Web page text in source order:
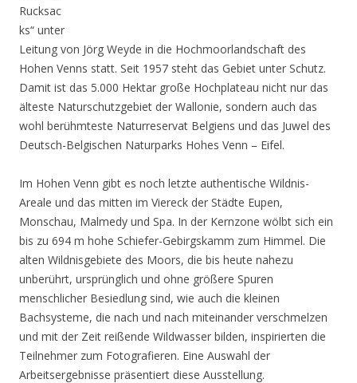
Rucksac
ks“ unter
Leitung von Jörg Weyde in die Hochmoorlandschaft des
Hohen Venns statt. Seit 1957 steht das Gebiet unter Schutz.
Damit ist das 5.000 Hektar große Hochplateau nicht nur das
älteste Naturschutzgebiet der Wallonie, sondern auch das
wohl berühmteste Naturreservat Belgiens und das Juwel des
Deutsch-Belgischen Naturparks Hohes Venn – Eifel.
Im Hohen Venn gibt es noch letzte authentische Wildnis-
Areale und das mitten im Viereck der Städte Eupen,
Monschau, Malmedy und Spa. In der Kernzone wölbt sich ein
bis zu 694 m hohe Schiefer-Gebirgskamm zum Himmel. Die
alten Wildnisgebiete des Moors, die bis heute nahezu
unberührt, ursprünglich und ohne größere Spuren
menschlicher Besiedlung sind, wie auch die kleinen
Bachsysteme, die nach und nach miteinander verschmelzen
und mit der Zeit reißende Wildwasser bilden, inspirierten die
Teilnehmer zum Fotografieren. Eine Auswahl der
Arbeitsergebnisse präsentiert diese Ausstellung.